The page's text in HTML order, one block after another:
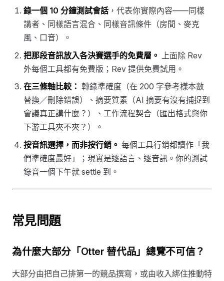
錄一個 10 分鐘測試會話 ，代表你實際內容——同樣
講者、同樣語言混合、同樣音訊條件（房間、麥克
風、口音）。
把那段音訊放入各決賽選手的免費層。
上面除 Rev
外每個工具都有免費版；Rev 提供免費試用。
在三條軸比較： 轉錄準確度（在 200 字參考樣本數
替換／刪除錯誤）、摘要質素（AI 摘要有沒有捕捉到
會議真正講什麼？）、工作流程契合（匯出格式與你
下游工具夾不夾？）。
按音訊選擇，而非按行銷。 每個工具行銷都讀作「我
們準確度最好」；現實是逐語言、逐音訊。你的測試
錄音一個下午就 settle 到。
常見問題
為什麼大部分「Otter 替代品」總覽不可信？
大部分由把自己排第一的競品撰寫，或由收入綁住推動特